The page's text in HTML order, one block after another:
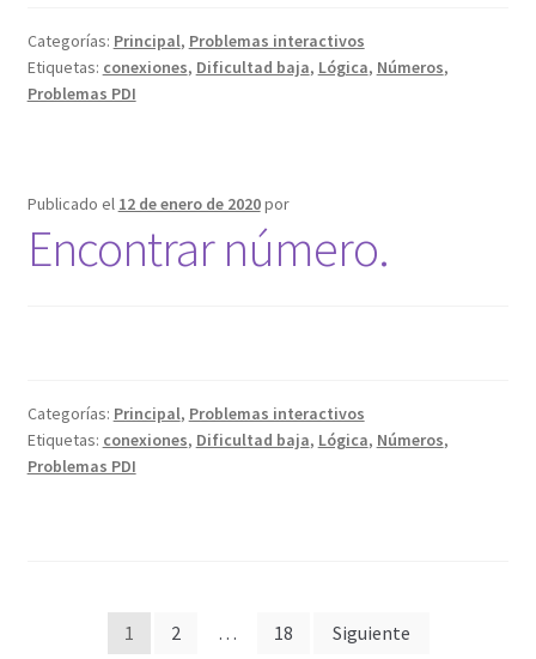
Categorías: Principal, Problemas interactivos
Etiquetas: conexiones, Dificultad baja, Lógica, Números,
Problemas PDI
Publicado el 12 de enero de 2020por
Encontrar número.
Categorías: Principal, Problemas interactivos
Etiquetas: conexiones, Dificultad baja, Lógica, Números,
Problemas PDI
Paginación
1 2 … 18 Siguiente